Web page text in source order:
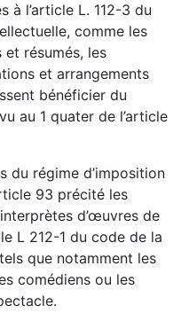
à l’article L. 112-3 du
comme les
résumés, les
et arrangements
bénéficier du
au 1 quater de l’article
du régime d’imposition
93 précité les
d’œuvres de
L 212-1 du code de la
que notamment les
comédiens ou les